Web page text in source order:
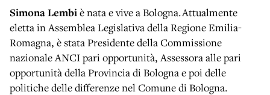
Simona Lembiè nata e vive a Bologna.Attualmente
eletta in Assemblea Legislativa della Regione Emilia-
Romagna, è stata Presidente della Commissione
nazionale ANCI pari opportunità, Assessora alle pari
opportunità della Provincia di Bologna e poi delle
politiche delle differenze nel Comune di Bologna.